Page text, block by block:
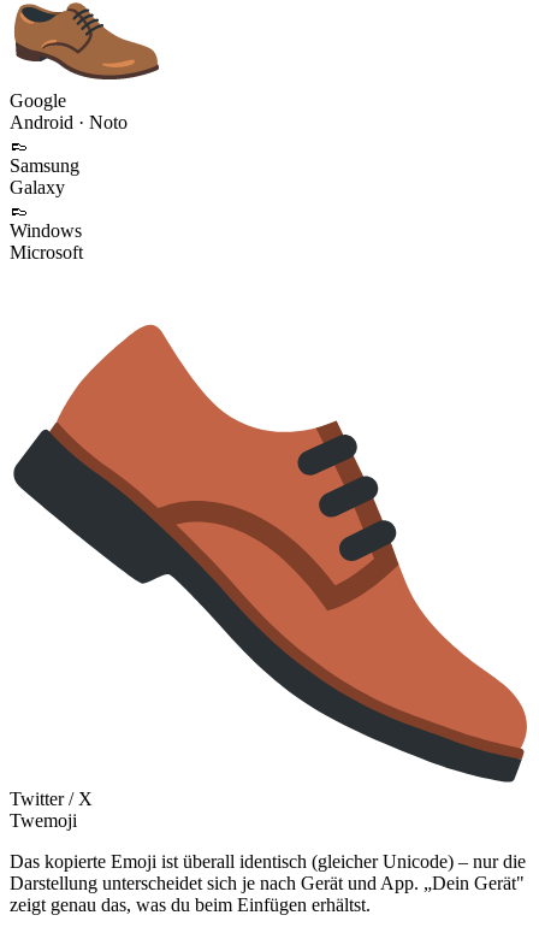
Google
Android · Noto
👞
Samsung
Galaxy
👞
Windows
Microsoft
Twitter / X
Twemoji
Das kopierte Emoji ist überall identisch (gleicher Unicode) – nur die
Darstellung unterscheidet sich je nach Gerät und App. „Dein Gerät"
zeigt genau das, was du beim Einfügen erhältst.